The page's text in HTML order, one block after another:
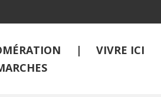
VIVRE ICI